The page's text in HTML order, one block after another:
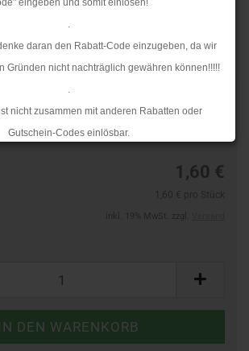
eingeben und somit einlösen!
.
daran den Rabatt-Code einzugeben, da wir
Gründen nicht nachträglich gewähren können!!!!!
.
nicht zusammen mit anderen Rabatten oder
Gutschein-Codes einlösbar.
versenden wir wieder wie gewohnt. Aufgrund des
1,60 €